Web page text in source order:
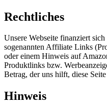
Rechtliches
Unsere Webseite finanziert
sogenannten Affiliate Links
oder einem Hinweis auf
Produktlinks bzw.
Betrag, der uns hilft, diese
Hinweis